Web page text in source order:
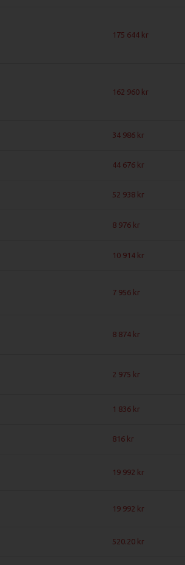
175 644
162 960
34 986
44 676
52 938
8 976
10 914
7 956
8 874
2 975
1 836
816
19 992
19 992
520.20